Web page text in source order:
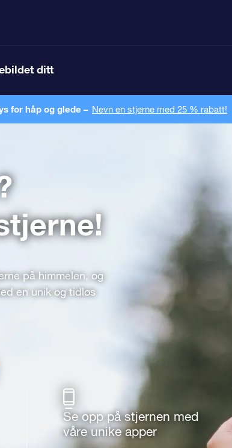
ditt
for håp og glede – Nevn en stjerne med 25 % rabatt!
på himmelen, og
en unik og tidløs
Se opp på stjernen med
våre unike apper